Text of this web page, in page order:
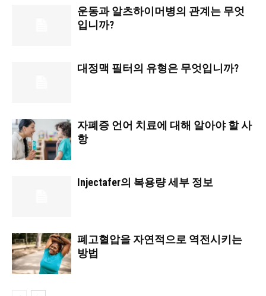
운동과 알츠하이머병의 관계는 무엇
입니까?
대정맥 필터의 유형은 무엇입니까?
자폐증 언어 치료에 대해 알아야 할 사
항
Injectafer의 복용량 세부 정보
폐고혈압을 자연적으로 역전시키는
방법